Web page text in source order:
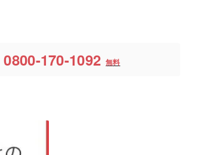
0800-170-1092 無料